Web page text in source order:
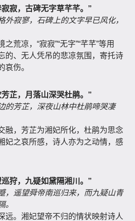
寂，古碑无字草芊芊。”
外寂寥，石碑上的文字早已风化，
荒凉，“寂寂”“无字”“芊芊”等用
的、无人凭吊的悲凉氛围，寄托诗
哀伤。
芷，月落山深哭杜鹃。”
的芳芷，深夜山林中杜鹃啼哭凄
融，芳芷为湘妃所化，杜鹃为思念
妃之哀所感，诗人亦为之动情，感
狩，九疑如黛隔湘川。”
，遥望舜帝南巡归来，而九疑山青
。
远。湘妃望帝不归的情状映射诗人